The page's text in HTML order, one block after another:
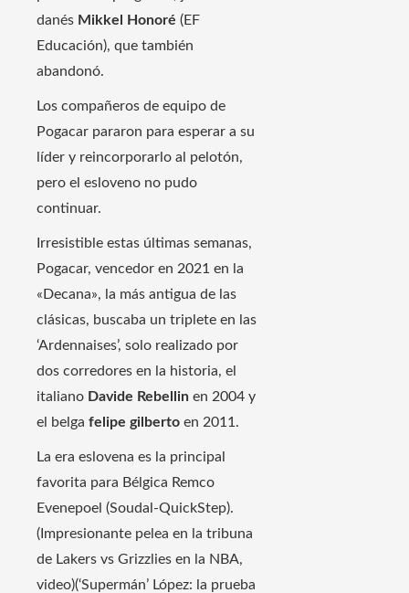
danés Mikkel Honoré (EF
Educación), que también
abandonó.
Los compañeros de equipo de
Pogacar pararon para esperar a su
líder y reincorporarlo al pelotón,
pero el esloveno no pudo
continuar.
Irresistible estas últimas semanas,
Pogacar, vencedor en 2021 en la
«Decana», la más antigua de las
clásicas, buscaba un triplete en las
‘Ardennaises’, solo realizado por
dos corredores en la historia, el
italiano Davide Rebellin en 2004 y
el belga felipe gilberto en 2011.
La era eslovena es la principal
favorita para Bélgica Remco
Evenepoel (Soudal-QuickStep).
(Impresionante pelea en la tribuna
de Lakers vs Grizzlies en la NBA,
video)(‘Supermán’ López: la prueba